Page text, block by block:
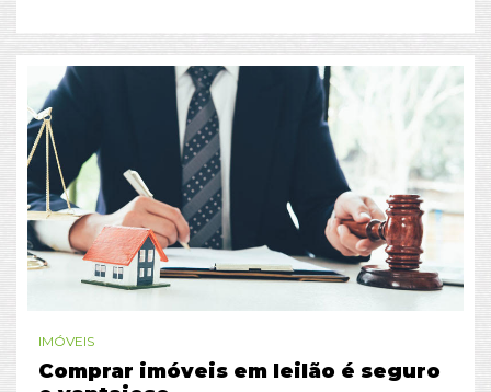
IMÓVEIS
Comprar imóveis em leilão é seguro